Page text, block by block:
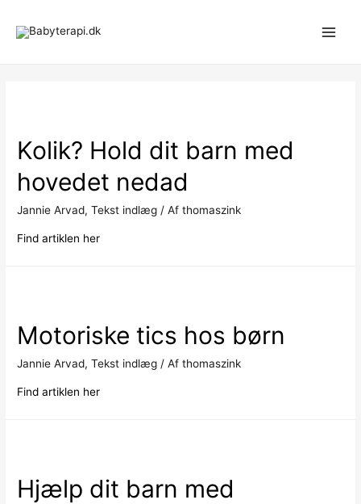
Kolik? Hold dit barn med
hovedet nedad
Jannie Arvad,Tekst indlæg / Afthomaszink
Find artiklen her
Motoriske tics hos børn
Jannie Arvad,Tekst indlæg / Afthomaszink
Find artiklen her
Hjælp dit barn med